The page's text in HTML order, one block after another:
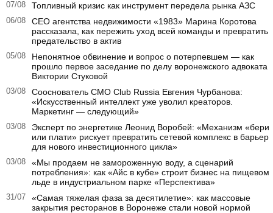
07/08 Топливный кризис как инструмент передела рынка АЗС
06/08
CEO агентства недвижимости «1983» Марина Коротова
рассказала, как пережить уход всей команды и превратить
предательство в актив
05/08
Непонятное обвинение и вопрос о потерпевшем — как
прошло первое заседание по делу воронежского адвоката
Виктории Стуковой
03/08
Сооснователь CMO Club Russia Евгения Чурбанова:
«Искусственный интеллект уже уволил креаторов.
Маркетинг — следующий»
03/08
Эксперт по энергетике Леонид Воробей: «Механизм «бери
или плати» рискует превратить сетевой комплекс в барьер
для нового инвестиционного цикла»
03/08
«Мы продаем не замороженную воду, а сценарий
потребления»: как «Айс в кубе» строит бизнес на пищевом
льде в индустриальном парке «Перспектива»
31/07
«Самая тяжелая фаза за десятилетие»: как массовые
закрытия ресторанов в Воронеже стали новой нормой